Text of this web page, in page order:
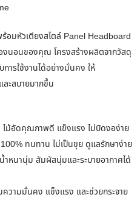
อมหัวเตียงสไตล์ Panel Headboard
งนอนของคุณ โครงสร้างผลิตจากวัสดุ
ารใช้งานได้อย่างมั่นคง ให้
ะสบายมากขึ้น
ไม้อัดคุณภาพดี แข็งแรง ไม่บิดงอง่าย
100% ทนทาน ไม่เป็นขุย ดูแลรักษาง่าย
หนานุ่ม สัมผัสนุ่มและระบายอากาศได้
วามมั่นคง แข็งแรง และช่วยกระจาย